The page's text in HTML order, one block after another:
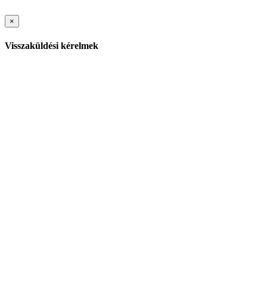
×
Visszaküldési kérelmek